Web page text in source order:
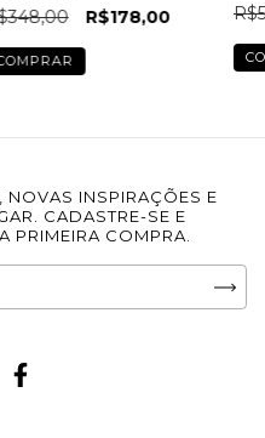
R$178,00
NOVAS INSPIRAÇÕES E
CADASTRE-SE E
PRIMEIRA COMPRA.